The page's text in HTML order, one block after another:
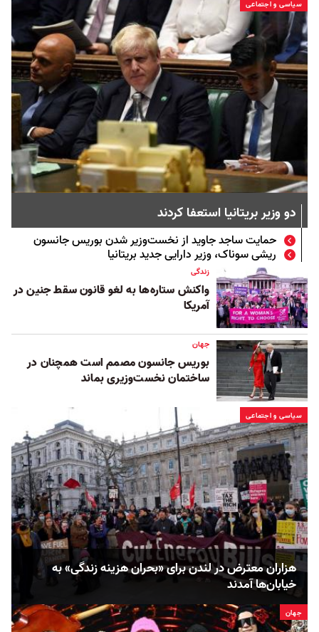
سیاسی و اجتماعی
دو وزیر بریتانیا استعفا کردند
حمایت ساجد جاوید از نخست‌وزیر شدن بوریس جانسون
ریشی سوناک، وزیر دارایی جدید بریتانیا
زندگی
واکنش ستاره‌ها به لغو قانون سقط جنین در
آمریکا
جهان
بوریس جانسون مصمم است همچنان در
ساختمان نخست‌وزیری بماند
سیاسی و اجتماعی
هزاران معترض در لندن برای «بحران هزینه زندگی» به
خیابان‌ها آمدند
جهان